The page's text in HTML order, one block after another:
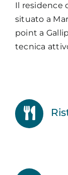
Il residence
situato a
point a
tecnica